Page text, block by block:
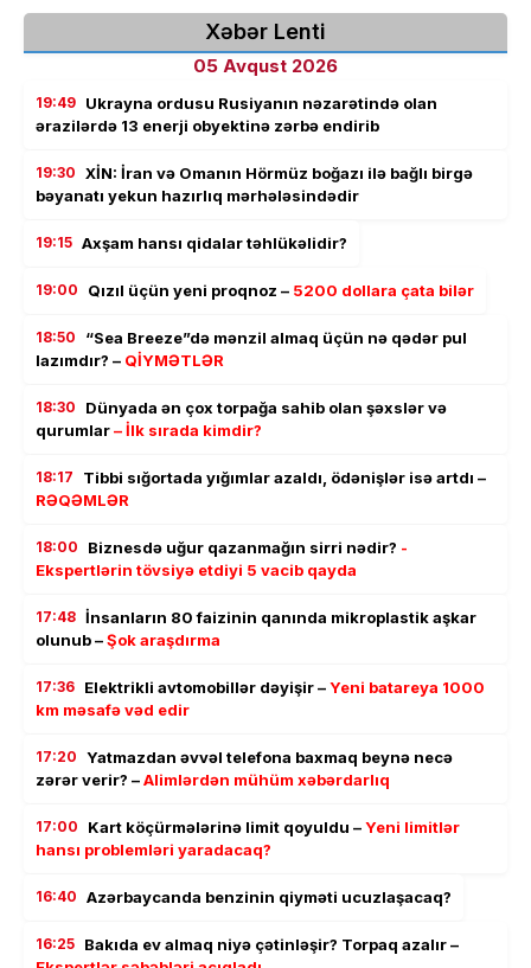
Xəbər Lenti
05 Avqust 2026
19:49 Ukrayna ordusu Rusiyanın nəzarətində olan
ərazilərdə 13 enerji obyektinə zərbə endirib
19:30 XİN: İran və Omanın Hörmüz boğazı ilə bağlı birgə
bəyanatı yekun hazırlıq mərhələsindədir
19:15 Axşam hansı qidalar təhlükəlidir?
19:00 Qızıl üçün yeni proqnoz – 5200 dollara çata bilər
18:50
“Sea Breeze”də mənzil almaq üçün nə qədər pul
lazımdır? – QİYMƏTLƏR
18:30
Dünyada ən çox torpağa sahib olan şəxslər və
qurumlar– İlk sırada kimdir?
18:17
Tibbi sığortada yığımlar azaldı, ödənişlər isə artdı –
RƏQƏMLƏR
18:00 Biznesdə uğur qazanmağın sirri nədir? -
Ekspertlərin tövsiyə etdiyi 5 vacib qayda
17:48 İnsanların 80 faizinin qanında mikroplastik aşkar
olunub –Şok araşdırma
17:36 Elektrikli avtomobillər dəyişir –Yeni batareya 1000
km məsafə vəd edir
17:20 Yatmazdan əvvəl telefona baxmaq beynə necə
zərər verir? –Alimlərdən mühüm xəbərdarlıq
17:00 Kart köçürmələrinə limit qoyuldu –Yeni limitlər
hansı problemləri yaradacaq?
16:40 Azərbaycanda benzinin qiyməti ucuzlaşacaq?
16:25 Bakıda ev almaq niyə çətinləşir? Torpaq azalır –